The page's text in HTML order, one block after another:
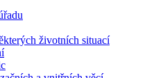
životních situací